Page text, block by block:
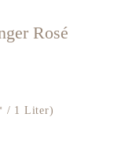
Rosé
/ 1 Liter)